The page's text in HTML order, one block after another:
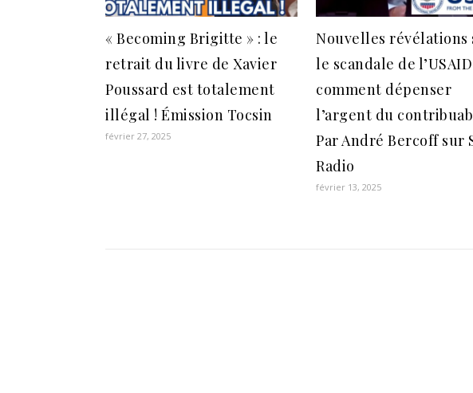
« Becoming Brigitte » : le
retrait du livre de Xavier
Poussard est totalement
illégal ! Émission Tocsin
février 27, 2025
Nouvelles révélations
le scandale de
comment dépenser
l’argent du
Par André Bercoff sur
Radio
février 13, 2025